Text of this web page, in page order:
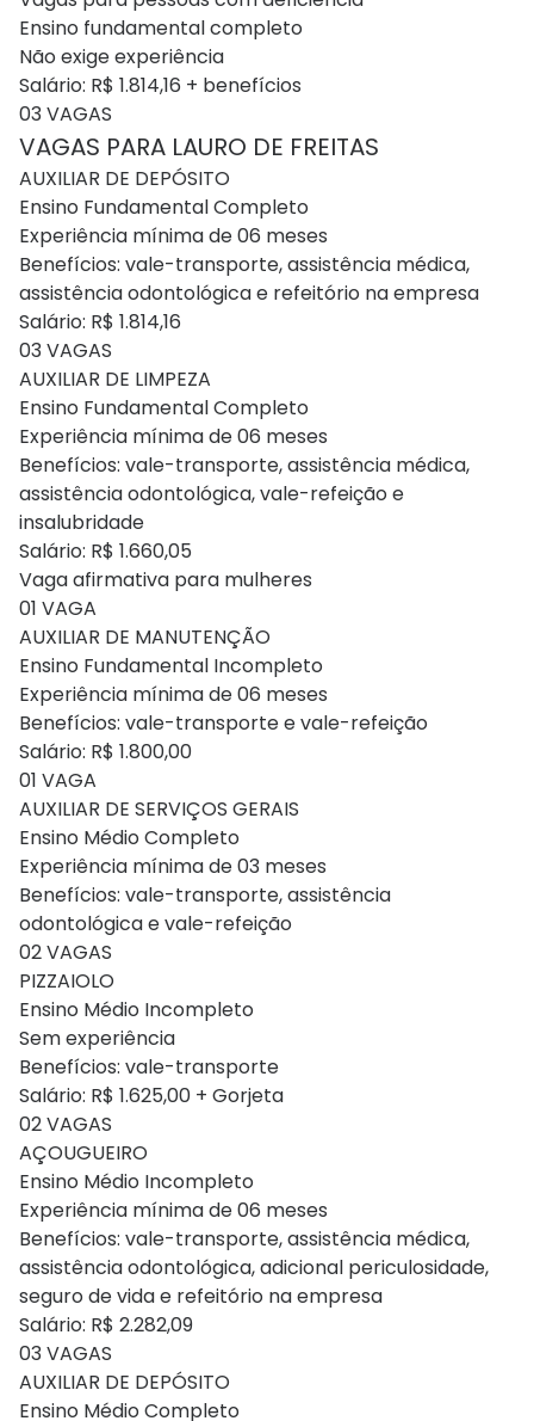
Ensino fundamental completo
Não exige experiência
Salário: R$ 1.814,16 + benefícios
03 VAGAS
VAGAS PARA LAURO DE FREITAS
AUXILIAR DE DEPÓSITO
Ensino Fundamental Completo
Experiência mínima de 06 meses
Benefícios: vale-transporte, assistência médica,
assistência odontológica e refeitório na empresa
Salário: R$ 1.814,16
03 VAGAS
AUXILIAR DE LIMPEZA
Ensino Fundamental Completo
Experiência mínima de 06 meses
Benefícios: vale-transporte, assistência médica,
assistência odontológica, vale-refeição e
insalubridade
Salário: R$ 1.660,05
Vaga afirmativa para mulheres
01 VAGA
AUXILIAR DE MANUTENÇÃO
Ensino Fundamental Incompleto
Experiência mínima de 06 meses
Benefícios: vale-transporte e vale-refeição
Salário: R$ 1.800,00
01 VAGA
AUXILIAR DE SERVIÇOS GERAIS
Ensino Médio Completo
Experiência mínima de 03 meses
Benefícios: vale-transporte, assistência
odontológica e vale-refeição
02 VAGAS
PIZZAIOLO
Ensino Médio Incompleto
Sem experiência
Benefícios: vale-transporte
Salário: R$ 1.625,00 + Gorjeta
02 VAGAS
AÇOUGUEIRO
Ensino Médio Incompleto
Experiência mínima de 06 meses
Benefícios: vale-transporte, assistência médica,
assistência odontológica, adicional periculosidade,
seguro de vida e refeitório na empresa
Salário: R$ 2.282,09
03 VAGAS
AUXILIAR DE DEPÓSITO
Ensino Médio Completo